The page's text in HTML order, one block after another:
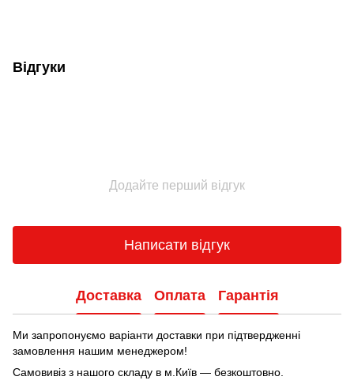
Відгуки
Додайте перший відгук
Написати відгук
Доставка Оплата Гарантія
Ми запропонуємо варіанти доставки при підтвердженні
замовлення нашим менеджером!
Самовивіз з нашого складу в м.Київ — безкоштовно.